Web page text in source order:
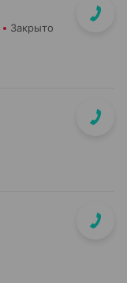
Закрыто